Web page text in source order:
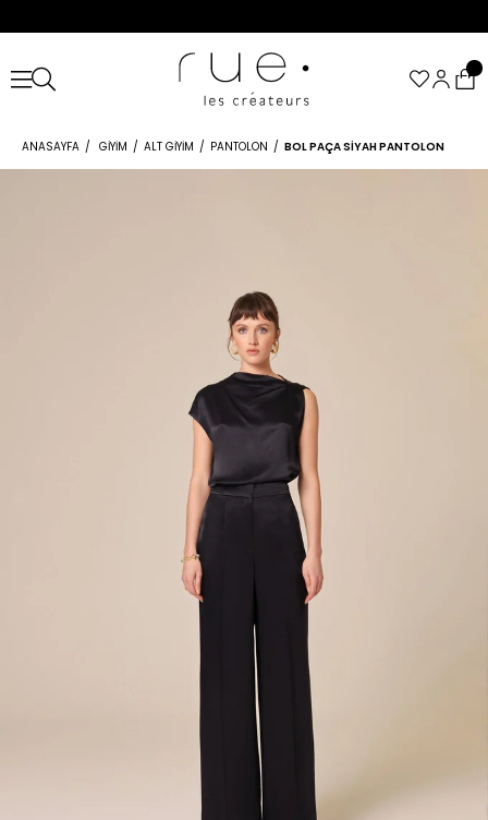
ANASAYFA GIYIM ALT GIYIM PANTOLON BOL PAÇA SIYAH PANTOLON